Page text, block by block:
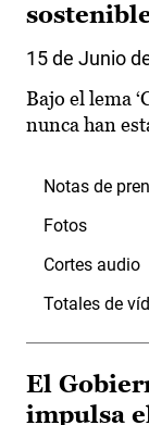
15 de Junio
Bajo el lema
nunca han
Notas de
Fotos
Cortes audio
Totales de
El
impulsa